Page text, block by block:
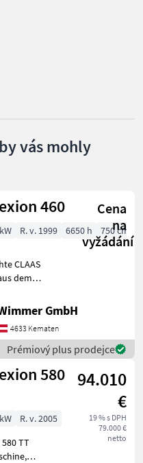
vás mohly
460
Cena
na
vyžádání
R. v. 1999 6650 h 750 cm
CLAAS
dem
und
für
Mit 6.650
u
GmbH
4633 Kematen
Prémiový plus prodejce
580
Mo
94.010
€
19 % s DPH
79.000 €
netto
R. v. 2005
TT